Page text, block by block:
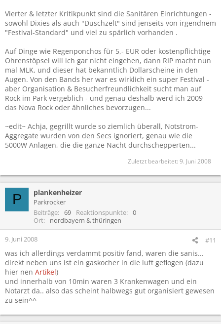
Vierter & letzter Kritikpunkt sind die Sanitären Einrichtungen -
sowohl Dixies als auch "Duschzelt" sind jenseits von irgendnem
"Festival-Standard" und viel zu spärlich vorhanden .
Auf Dinge wie Regenponchos für 5,- EUR oder kostenpflichtige
Ohrenstöpsel will ich gar nicht eingehen, dann RIP macht nun
mal MLK, und dieser hat bekanntlich Dollarscheine in den
Augen. Von den Bands her war es wirklich ein super Festival -
aber Organisation & Besucherfreundlichkeit sucht man auf
Rock im Park vergeblich - und genau deshalb werd ich 2009
das Nova Rock oder ähnliches bevorzugen...
~edit~ Achja, gegrillt wurde so ziemlich überall, Notstrom-
Aggregate wurden von den Secs ignoriert, genau wie die
5000W Anlagen, die die ganze Nacht durchschepperten...
Zuletzt bearbeitet: 9. Juni 2008
P plankenheizer
Parkrocker
Beiträge
69 Reaktionspunkte
0
Ort
nordbayern & thüringen
9. Juni 2008 #11
was ich allerdings verdammt positiv fand, waren die sanis...
direkt neben uns ist ein gaskocher in die luft geflogen (dazu
hier nen Artikel)
und innerhalb von 10min waren 3 Krankenwagen und ein
Notarzt da.. also das scheint halbwegs gut organisiert gewesen
zu sein^^